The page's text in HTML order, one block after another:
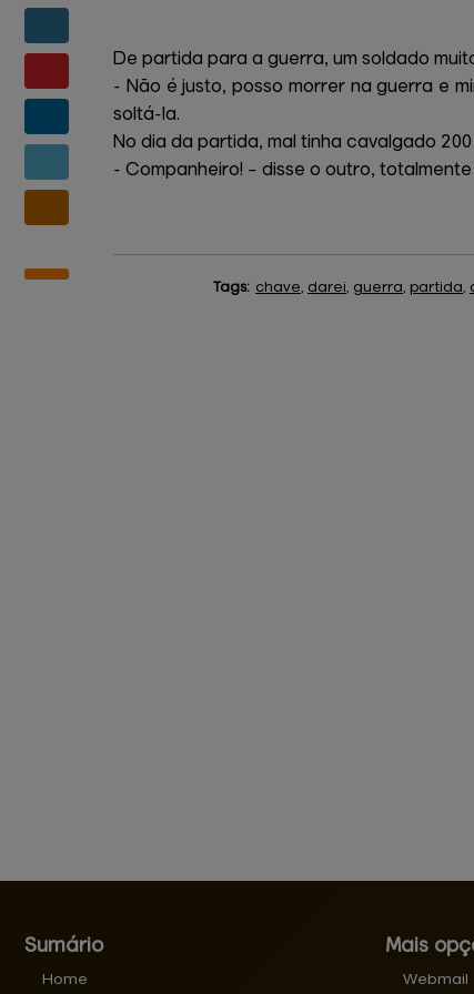
De partida para a guerra, um soldado
- Não é justo, posso morrer na guerra e
soltá-la.
No dia da partida, mal tinha cavalgado
- Companheiro! – disse o outro,
Tags: chave, darei, guerra, partida,
Sumário
Home
Mais
Webmail